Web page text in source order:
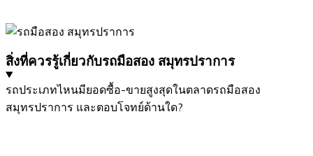
สิ่งที่ควรรู้เกี่ยวกับรถมือสอง สมุทรปราการ
รถประเภทไหนมียอดซื้อ-ขายสูงสุดในตลาดรถมือสอง
สมุทรปราการ และตอบโจทย์ด้านใด?